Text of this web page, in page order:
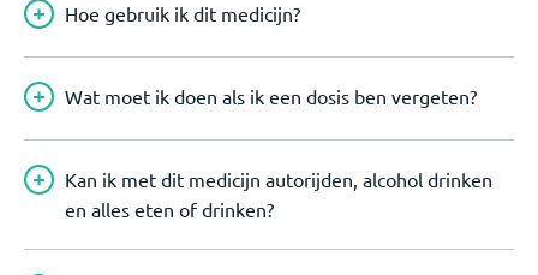
Hoe gebruik ik dit medicijn?
Wat moet ik doen als ik een dosis ben vergeten?
Kan ik met dit medicijn autorijden, alcohol drinken
en alles eten of drinken?